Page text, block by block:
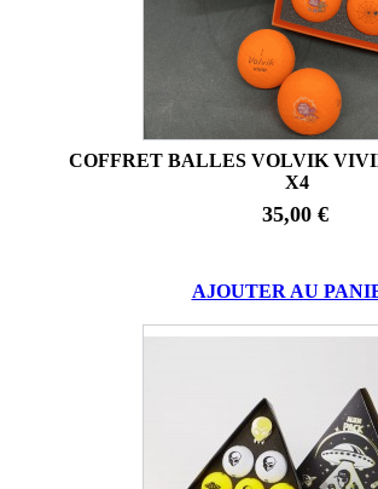
COFFRET BALLES VOLVIK
X4
35,00 €
AJOUTER AU